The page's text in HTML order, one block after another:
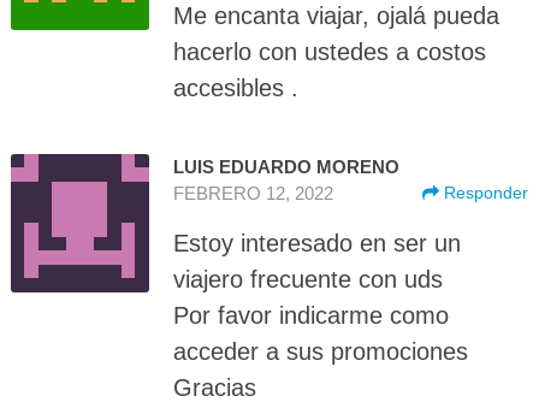
Me encanta viajar, ojalá pueda
hacerlo con ustedes a costos
accesibles .
LUIS EDUARDO MORENO
FEBRERO 12, 2022
Responder
Estoy interesado en ser un
viajero frecuente con uds
Por favor indicarme como
acceder a sus promociones
Gracias